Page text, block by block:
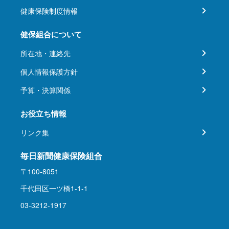
健康保険制度情報
健保組合について
所在地・連絡先
個人情報保護方針
予算・決算関係
お役立ち情報
リンク集
毎日新聞健康保険組合
〒100-8051
千代田区一ツ橋1-1-1
03-3212-1917